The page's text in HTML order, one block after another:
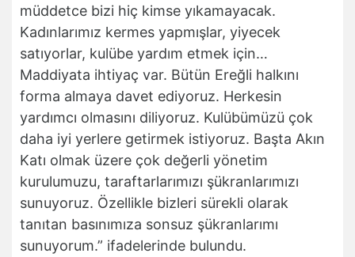
müddetce bizi hiç kimse yıkamayacak.
Kadınlarımız kermes yapmışlar, yiyecek
satıyorlar, kulübe yardım etmek için…
Maddiyata ihtiyaç var. Bütün Ereğli halkını
forma almaya davet ediyoruz. Herkesin
yardımcı olmasını diliyoruz. Kulübümüzü çok
daha iyi yerlere getirmek istiyoruz. Başta Akın
Katı olmak üzere çok değerli yönetim
kurulumuzu, taraftarlarımızı şükranlarımızı
sunuyoruz. Özellikle bizleri sürekli olarak
tanıtan basınımıza sonsuz şükranlarımı
sunuyorum.” ifadelerinde bulundu.